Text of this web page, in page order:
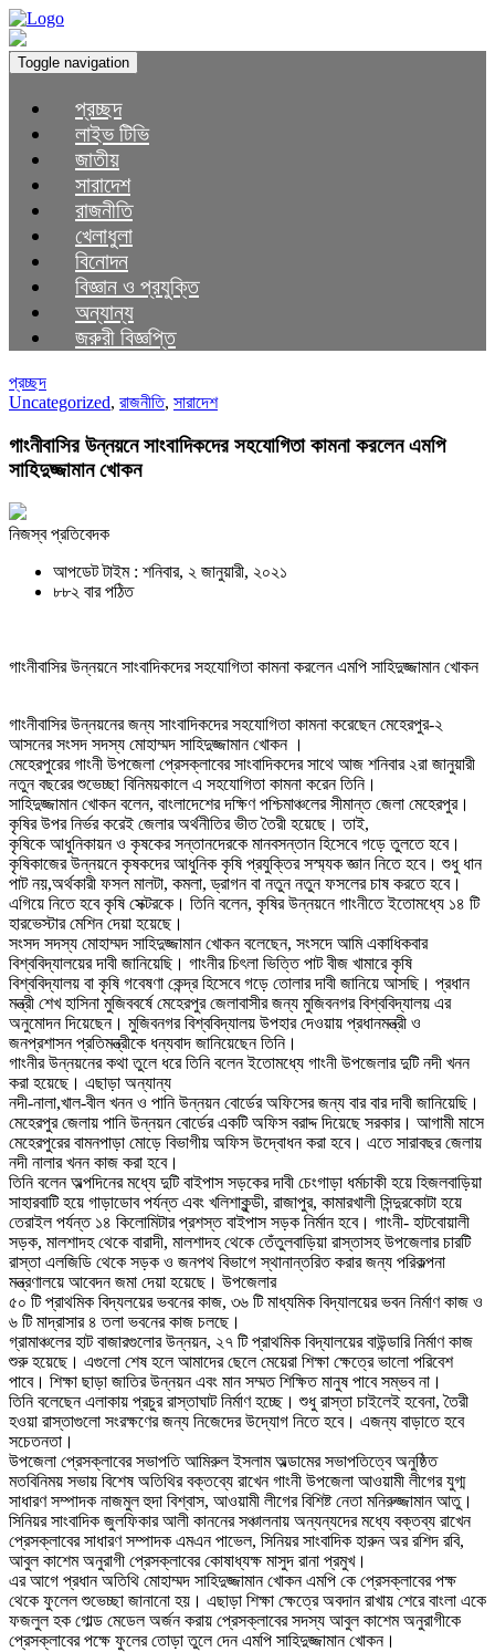
Toggle navigation
প্রচ্ছদ
লাইভ টিভি
জাতীয়
সারাদেশ
রাজনীতি
খেলাধুলা
বিনোদন
বিজ্ঞান ও প্রযুক্তি
অন্যান্য
জরুরী বিজ্ঞপ্তি
প্রচ্ছদ
Uncategorized, রাজনীতি, সারাদেশ
গাংনীবাসির উন্নয়নে সাংবাদিকদের সহযোগিতা কামনা করলেন এমপি
সাহিদুজ্জামান খোকন
নিজস্ব প্রতিবেদক
আপডেট টাইম : শনিবার, ২ জানুয়ারী, ২০২১
৮৮২ বার পঠিত
গাংনীবাসির উন্নয়নে সাংবাদিকদের সহযোগিতা কামনা করলেন এমপি সাহিদুজ্জামান খোকন
গাংনীবাসির উন্নয়নের জন্য সাংবাদিকদের সহযোগিতা কামনা করেছেন মেহেরপুর-২
আসনের সংসদ সদস্য মোহাম্মদ সাহিদুজ্জামান খোকন ।
মেহেরপুরের গাংনী উপজেলা প্রেসক্লাবের সাংবাদিকদের সাথে আজ শনিবার ২রা জানুয়ারী
নতুন বছরের শুভেচ্ছা বিনিময়কালে এ সহযোগিতা কামনা করেন তিনি।
সাহিদুজ্জামান খোকন বলেন, বাংলাদেশের দক্ষিণ পশ্চিমাঞ্চলের সীমান্ত জেলা মেহেরপুর।
কৃষির উপর নির্ভর করেই জেলার অর্থনীতির ভীত তৈরী হয়েছে। তাই,
কৃষিকে আধুনিকায়ন ও কৃষকের সন্তানদেরকে মানবসন্তান হিসেবে গড়ে তুলতে হবে।
কৃষিকাজের উন্নয়নে কৃষকদের আধুনিক কৃষি প্রযুক্তির সস্ম্যক জ্ঞান নিতে হবে। শুধু ধান
পাট নয়,অর্থকারী ফসল মালটা, কমলা, ড্রাগন বা নতুন নতুন ফসলের চাষ করতে হবে।
এগিয়ে নিতে হবে কৃষি সেক্টরকে। তিনি বলেন, কৃষির উন্নয়নে গাংনীতে ইতোমধ্যে ১৪ টি
হারভেস্টার মেশিন দেয়া হয়েছে।
সংসদ সদস্য মোহাম্মদ সাহিদুজ্জামান খোকন বলেছেন, সংসদে আমি একাধিকবার
বিশ্ববিদ্যালয়ের দাবী জানিয়েছি। গাংনীর চিৎলা ভিত্তি পাট বীজ খামারে কৃষি
বিশ্ববিদ্যালয় বা কৃষি গবেষণা কেন্দ্র হিসেবে গড়ে তোলার দাবী জানিয়ে আসছি। প্রধান
মন্ত্রী শেখ হাসিনা মুজিববর্ষে মেহেরপুর জেলাবাসীর জন্য মুজিবনগর বিশ্ববিদ্যালয় এর
অনুমোদন দিয়েছেন। মুজিবনগর বিশ্ববিদ্যালয় উপহার দেওয়ায় প্রধানমন্ত্রী ও
জনপ্রশাসন প্রতিমন্ত্রীকে ধন্যবাদ জানিয়েছেন তিনি।
গাংনীর উন্নয়নের কথা তুলে ধরে তিনি বলেন ইতোমধ্যে গাংনী উপজেলার দুটি নদী খনন
করা হয়েছে। এছাড়া অন্যান্য
নদী-নালা,খাল-বীল খনন ও পানি উন্নয়ন বোর্ডের অফিসের জন্য বার বার দাবী জানিয়েছি।
মেহেরপুর জেলায় পানি উন্নয়ন বোর্ডের একটি অফিস বরাদ্দ দিয়েছে সরকার। আগামী মাসে
মেহেরপুরের বামনপাড়া মোড়ে বিভাগীয় অফিস উদ্বোধন করা হবে। এতে সারাবছর জেলায়
নদী নালার খনন কাজ করা হবে।
তিনি বলেন অল্পদিনের মধ্যে দুটি বাইপাস সড়কের দাবী চেংগাড়া ধর্মচাকী হয়ে হিজলবাড়িয়া
সাহারবাটি হয়ে গাড়াডোব পর্যন্ত এবং খলিশাকুন্ডী, রাজাপুর, কামারখালী সিন্দুরকোটা হয়ে
তেরাইল পর্যন্ত ১৪ কিলোমিটার প্রশস্ত বাইপাস সড়ক নির্মান হবে। গাংনী- হাটবোয়ালী
সড়ক, মালশাদহ থেকে বারাদী, মালশাদহ থেকে তেঁতুলবাড়িয়া রাস্তাসহ উপজেলার চারটি
রাস্তা এলজিডি থেকে সড়ক ও জনপথ বিভাগে স্থানান্তরিত করার জন্য পরিকল্পনা
মন্ত্রণালয়ে আবেদন জমা দেয়া হয়েছে। উপজেলার
৫০ টি প্রাথমিক বিদ্যলয়ের ভবনের কাজ, ৩৬ টি মাধ্যমিক বিদ্যালয়ের ভবন নির্মাণ কাজ ও
৬ টি মাদ্রাসার ৪ তলা ভবনের কাজ চলছে।
গ্রামাঞ্চলের হাট বাজারগুলোর উন্নয়ন, ২৭ টি প্রাথমিক বিদ্যালয়ের বাউন্ডারি নির্মাণ কাজ
শুরু হয়েছে। এগুলো শেষ হলে আমাদের ছেলে মেয়েরা শিক্ষা ক্ষেত্রে ভালো পরিবেশ
পাবে। শিক্ষা ছাড়া জাতির উন্নয়ন এবং মান সম্মত শিক্ষিত মানুষ পাবে সম্ভব না।
তিনি বলেছেন এলাকায় প্রচুর রাস্তাঘাট নির্মাণ হচ্ছে। শুধু রাস্তা চাইলেই হবেনা, তৈরী
হওয়া রাস্তাগুলো সংরক্ষণের জন্য নিজেদের উদ্যোগ নিতে হবে। এজন্য বাড়াতে হবে
সচেতনতা।
উপজেলা প্রেসক্লাবের সভাপতি আমিরুল ইসলাম অল্ডামের সভাপতিত্বে অনুষ্ঠিত
মতবিনিময় সভায় বিশেষ অতিথির বক্তব্যে রাখেন গাংনী উপজেলা আওয়ামী লীগের যুগ্ম
সাধারণ সম্পাদক নাজমুল হুদা বিশ্বাস, আওয়ামী লীগের বিশিষ্ট নেতা মনিরুজ্জামান আতু।
সিনিয়র সাংবাদিক জুলফিকার আলী কাননের সঞ্চালনায় অন্যন্যদের মধ্যে বক্তব্য রাখেন
প্রেসক্লাবের সাধারণ সম্পাদক এমএন পাভেল, সিনিয়র সাংবাদিক হারুন অর রশিদ রবি,
আবুল কাশেম অনুরাগী প্রেসক্লাবের কোষাধ্যক্ষ মাসুদ রানা প্রমুখ।
এর আগে প্রধান অতিথি মোহাম্মদ সাহিদুজ্জামান খোকন এমপি কে প্রেসক্লাবের পক্ষ
থেকে ফুলেল শুভেচ্ছা জানানো হয়। এছাড়া শিক্ষা ক্ষেত্রে অবদান রাখায় শেরে বাংলা একে
ফজলুল হক গোল্ড মেডেল অর্জন করায় প্রেসক্লাবের সদস্য আবুল কাশেম অনুরাগীকে
প্রেসক্লাবের পক্ষে ফুলের তোড়া তুলে দেন এমপি সাহিদুজ্জামান খোকন।